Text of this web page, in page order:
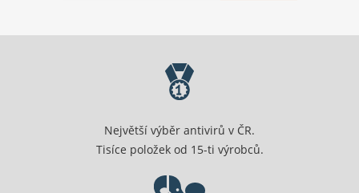
Největší výběr antivirů v ČR.
Tisíce položek od 15-ti výrobců.